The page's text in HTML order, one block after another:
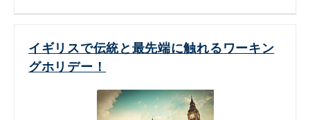
イギリスで伝統と最先端に触れるワーキン
グホリデー！